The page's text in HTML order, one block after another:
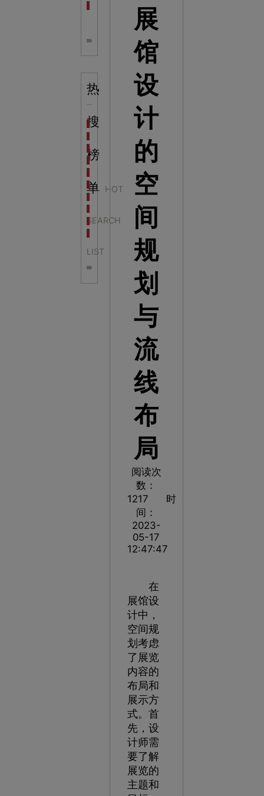
全息体验馆设计：打造身临其境的奇妙世界
热
搜
榜
单 HOT
SEARCH
LIST
科学梦成功中标公主岭市科技馆新馆项目
科学梦中标中国科学技术馆2022年中国流动科技馆
科学梦中标洛阳市科学技术馆展品采购项目
科学梦中标方城县科技馆展厅升级项目
科学梦中标濮阳县科技馆公共安全体验馆项目
科学梦集团中标广西大学海洋科教馆项目
科学梦集团中标淮师附小科技长廊展项目
科学梦集团中标洪泽湖治理保护展示馆项目
展
馆
设
计
的
空
间
规
划
与
流
线
布
局
阅读次
数：
1217
时
间：
2023-
05-17
12:47:47
在
展馆设
计中，
空间规
划考虑
了展览
内容的
布局和
展示方
式。首
先，设
计师需
要了解
展览的
主题和